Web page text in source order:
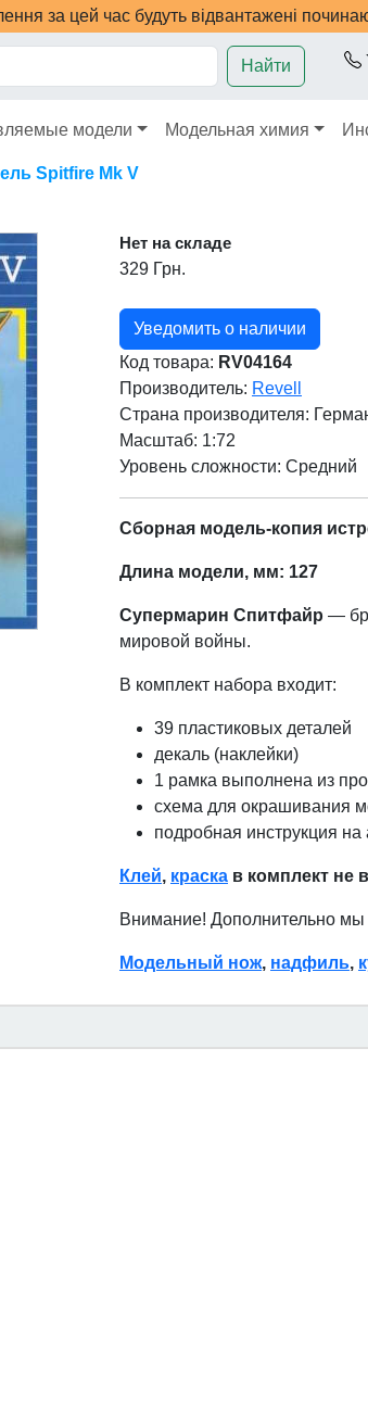
за цей час будуть відвантажені
Найти
модели Модельная химия
Spitfire Mk V
Нет на складе
329 Грн.
Уведомить о наличии
Код товара: RV04164
Производитель: Revell
Страна производителя:
Масштаб: 1:72
Уровень сложности: Cредний
Сборная модель-копия
Длина модели, мм: 127
Супермарин Спитфайр —
мировой войны.
В комплект набора входит:
39 пластиковых деталей
декаль (наклейки)
1 рамка выполнена из
схема для окрашивания
подробная инструкция на
Клей, краска в комплект не
Внимание! Дополнительно
Модельный нож, надфиль,